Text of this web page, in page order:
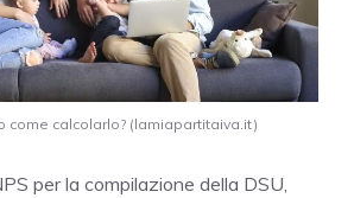
come calcolarlo? (lamiapartitaiva.it)
per la compilazione della DSU,